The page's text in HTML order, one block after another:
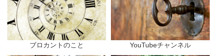
ブロカントのこと YouTubeチャンネル